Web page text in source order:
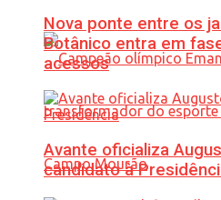
Nova ponte entre os
Botânico entra em
acessos
Avante oficializa
candidato à